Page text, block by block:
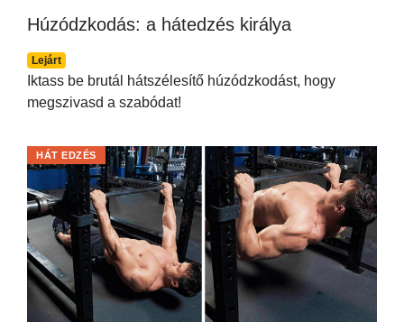
Húzódzkodás: a hátedzés királya
Lejárt
Iktass be brutál hátszélesítő húzódzkodást, hogy
megszivasd a szabódat!
HÁT EDZÉS